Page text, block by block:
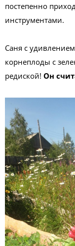
постепенно
инструментами.
Саня с
корнеплоды с
редиской! Он